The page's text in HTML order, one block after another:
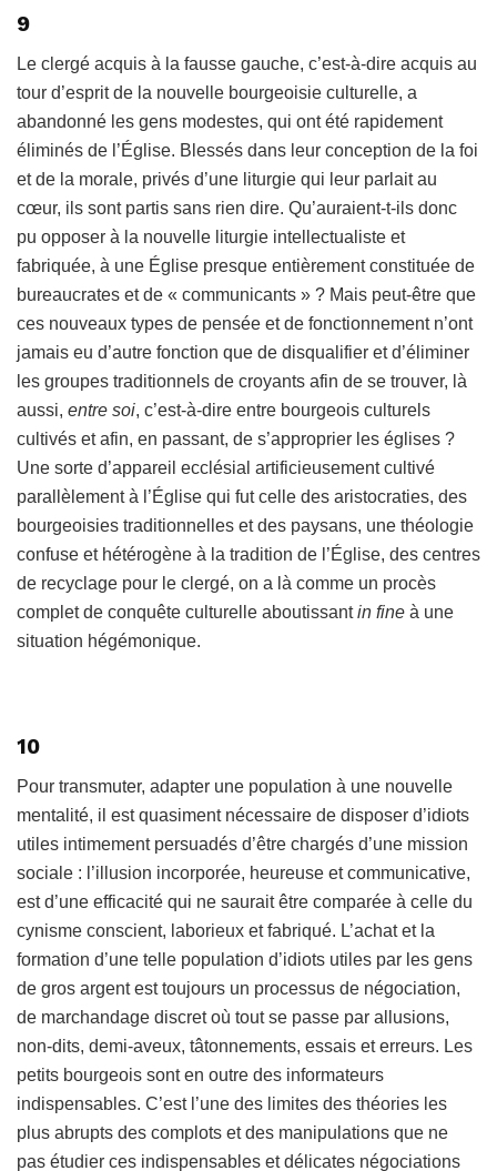
9
Le clergé acquis à la fausse gauche, c’est-à-dire acquis au
tour d’esprit de la nouvelle bourgeoisie culturelle, a
abandonné les gens modestes, qui ont été rapidement
éliminés de l’Église. Blessés dans leur conception de la foi
et de la morale, privés d’une liturgie qui leur parlait au
cœur, ils sont partis sans rien dire. Qu’auraient-t-ils donc
pu opposer à la nouvelle liturgie intellectualiste et
fabriquée, à une Église presque entièrement constituée de
bureaucrates et de « communicants » ? Mais peut-être que
ces nouveaux types de pensée et de fonctionnement n’ont
jamais eu d’autre fonction que de disqualifier et d’éliminer
les groupes traditionnels de croyants afin de se trouver, là
aussi, entre soi, c’est-à-dire entre bourgeois culturels
cultivés et afin, en passant, de s’approprier les églises ?
Une sorte d’appareil ecclésial artificieusement cultivé
parallèlement à l’Église qui fut celle des aristocraties, des
bourgeoisies traditionnelles et des paysans, une théologie
confuse et hétérogène à la tradition de l’Église, des centres
de recyclage pour le clergé, on a là comme un procès
complet de conquête culturelle aboutissantin fine à une
situation hégémonique.
10
Pour transmuter, adapter une population à une nouvelle
mentalité, il est quasiment nécessaire de disposer d’idiots
utiles intimement persuadés d’être chargés d’une mission
sociale : l’illusion incorporée, heureuse et communicative,
est d’une efficacité qui ne saurait être comparée à celle du
cynisme conscient, laborieux et fabriqué. L’achat et la
formation d’une telle population d’idiots utiles par les gens
de gros argent est toujours un processus de négociation,
de marchandage discret où tout se passe par allusions,
non-dits, demi-aveux, tâtonnements, essais et erreurs. Les
petits bourgeois sont en outre des informateurs
indispensables. C’est l’une des limites des théories les
plus abrupts des complots et des manipulations que ne
pas étudier ces indispensables et délicates négociations